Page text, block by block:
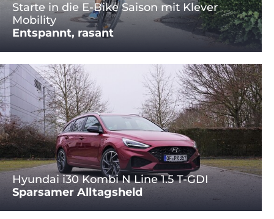
Starte in die E-Bike Saison mit Klever
Mobility
Entspannt, rasant
Hyundai i30 Kombi N Line 1.5 T-GDI
Sparsamer Alltagsheld